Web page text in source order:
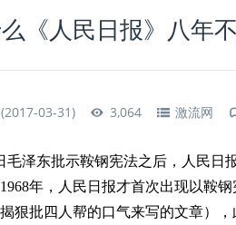
《人民日报》八年
03-31) 3,064 激流网
毛泽东批示鞍钢宪法之后，人民日
1968年，人民日报才首次出现以鞍钢
狠批四人帮的口气来写的文章）